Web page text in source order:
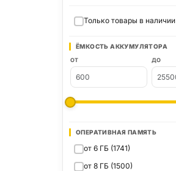
Только товары в наличии
ЁМКОСТЬ АККУМУЛЯТОРА
ОТ ДО
ОПЕРАТИВНАЯ ПАМЯТЬ
от 6 ГБ (1741)
от 8 ГБ (1500)